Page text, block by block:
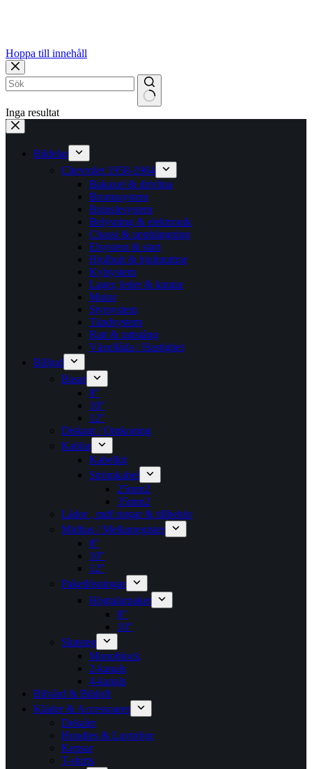
Hoppa till innehåll
Inga resultat
Bildelar
Chevrolet 1958-1964
Bakaxel & drivlina
Bromssystem
Bränslesystem
Belysning & elektronik
Chassi & upphängning
Elsystem & start
Hjulbult & hjulmuttrar
Kylsystem
Lager, leder & knutar
Motor
Styrsystem
Tändsystem
Ratt & rattstång
Växellåda / Hastighet
Billjud
Basar
8″
10″
12″
Diskant / Omkoning​
Kablar
Kabelkit
Strömkabel
25mm2
35mm2
Lådor , mdf ringar & tillbehör
Midbas / Mellanregister
8″
10″
12″
Paketlösningar
Högtalarpaket
8″
10″
Slutsteg
Monoblock
2-kanals
4-kanals
Bilvård & Bildoft
Kläder & Accessoarer
Dekaler
Hoodies & Luvtröjor
Kepsar
T-shirts